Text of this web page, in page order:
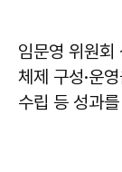
임문영 위원회
체제 구성·운
수립 등 성과